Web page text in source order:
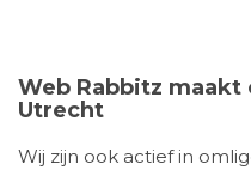
Web Rabbitz
Utrecht
Wij zijn ook actief in